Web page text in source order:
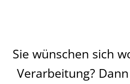
Sie wünschen sich
Verarbeitung?